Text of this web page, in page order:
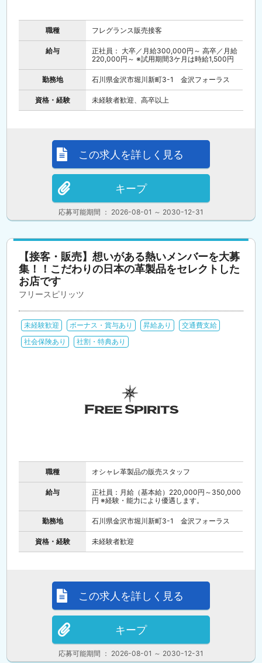
職種 フレグランス販売接客
給与
正社員： 大卒／月給300,000円～ 高卒／月給
220,000円～ ※試用期間3ケ月は時給1,500円
勤務地 石川県金沢市堀川新町3-1 金沢フォーラス
資格・経験 未経験者歓迎、高卒以上
応募可能期間 ： 2026-08-01 ～ 2030-12-31
この求人を詳しく見る
キープ
【接客・販売】想いがある熱いメンバーを大募
集！！こだわりの日本の革製品をセレクトした
お店です
フリースピリッツ
未経験歓迎 ボーナス・賞与あり 昇給あり
交通費支給
社会保険あり
社割・特典あり
職種 オシャレ革製品の販売スタッフ
給与
正社員：月給（基本給）220,000円～350,000
円 ※経験・能力により優遇します。
勤務地 石川県金沢市堀川新町3-1 金沢フォーラス
資格・経験 未経験者歓迎
応募可能期間 ： 2026-08-01 ～ 2030-12-31
この求人を詳しく見る
キープ